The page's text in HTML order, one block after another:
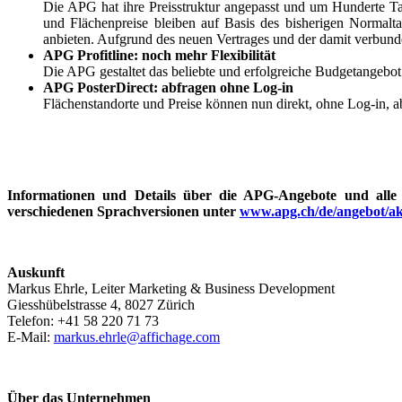
Die APG hat ihre Preisstruktur angepasst und um Hunderte
und Flächenpreise bleiben auf Basis des bisherigen
anbieten. Aufgrund des neuen Vertrages und der damit
APG Profitline: noch mehr Flexibilität
Die APG gestaltet das beliebte und erfolgreiche
APG PosterDirect: abfragen ohne Log-in
Flächenstandorte und Preise können nun direkt, ohne Log-
Informationen und Details über die APG-Angebote und alle
verschiedenen Sprachversionen unter www.apg.ch/de/angebot/
Auskunft
Markus Ehrle, Leiter Marketing & Business Development
Giesshübelstrasse 4, 8027 Zürich
Telefon: +41 58 220 71 73
E-Mail: markus.ehrle@affichage.com
Über das Unternehmen